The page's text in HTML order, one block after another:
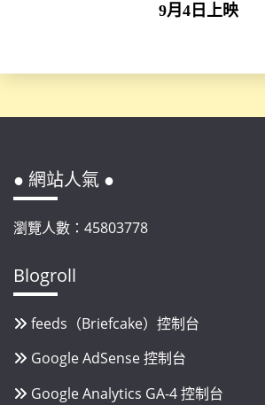
9月4日上映
● 網站人氣 ●
瀏覽人數：45803778
Blogroll
feeds（Briefcake）控制台
Google AdSense 控制台
Google Analytics GA-4 控制台